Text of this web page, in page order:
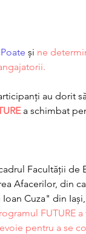
și ne
au dorit
a schimbat
Facultății de
Afacerilor, din
Ioan Cuza" din Iași,
FUTURE
pentru a se